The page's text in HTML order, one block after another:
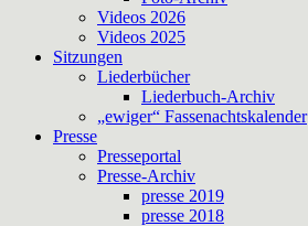
Videos 2026
Videos 2025
Sitzungen
Liederbücher
Liederbuch-Archiv
„ewiger“ Fassenachtskalender
Presse
Presseportal
Presse-Archiv
presse 2019
presse 2018